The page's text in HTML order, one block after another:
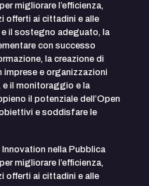
migliorare l’efficienza,
offerti ai cittadini e alle
il sostegno adeguato, la
con successo
la creazione di
e organizzazioni
e il monitoraggio e la
il potenziale dell’Open
e soddisfare le
Innovation nella Pubblica
migliorare l’efficienza,
offerti ai cittadini e alle